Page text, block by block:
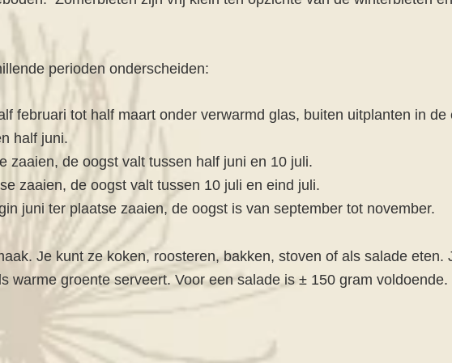
perioden onderscheiden:
februari tot half maart onder verwarmd glas, buiten uitplanten in de
half juni.
zaaien, de oogst valt tussen half juni en 10 juli.
zaaien, de oogst valt tussen 10 juli en eind juli.
juni ter plaatse zaaien, de oogst is van september tot november.
Je kunt ze koken, roosteren, bakken, stoven of als salade eten.
warme groente serveert. Voor een salade is ± 150 gram voldoende.